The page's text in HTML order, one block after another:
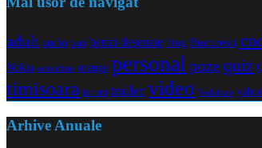
adult audio bani benzi desenate blog Bucuresti
Nokia octombrie orange personal pozequiz
timisoara torrent trailer video Vodafone
Arhive Anuale